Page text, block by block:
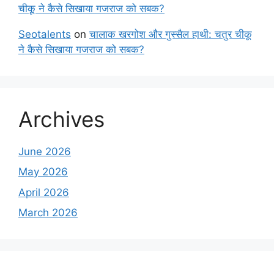
चीकू ने कैसे सिखाया गजराज को सबक?
Seotalents onचालाक खरगोश और गुस्सैल हाथी: चतुर चीकू
ने कैसे सिखाया गजराज को सबक?
Archives
June 2026
May 2026
April 2026
March 2026